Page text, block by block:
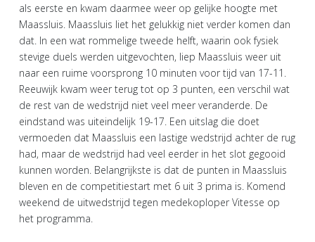
als eerste en kwam daarmee weer op gelijke hoogte met
Maassluis. Maassluis liet het gelukkig niet verder komen dan
dat. In een wat rommelige tweede helft, waarin ook fysiek
stevige duels werden uitgevochten, liep Maassluis weer uit
naar een ruime voorsprong 10 minuten voor tijd van 17-11.
Reeuwijk kwam weer terug tot op 3 punten, een verschil wat
de rest van de wedstrijd niet veel meer veranderde. De
eindstand was uiteindelijk 19-17. Een uitslag die doet
vermoeden dat Maassluis een lastige wedstrijd achter de rug
had, maar de wedstrijd had veel eerder in het slot gegooid
kunnen worden. Belangrijkste is dat de punten in Maassluis
bleven en de competitiestart met 6 uit 3 prima is. Komend
weekend de uitwedstrijd tegen medekoploper Vitesse op
het programma.